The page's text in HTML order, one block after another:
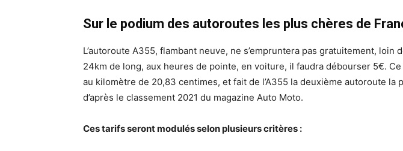
Sur le podium des autoroutes les plus chères de
L’autoroute A355, flambant neuve, ne s’empruntera pas gratuitement, loin
24km de long, aux heures de pointe, en voiture, il faudra débourser 5€.
au kilomètre de 20,83 centimes, et fait de l’A355 la deuxième autoroute la
d’après le classement 2021 du magazine Auto Moto.
Ces tarifs seront modulés selon plusieurs critères :